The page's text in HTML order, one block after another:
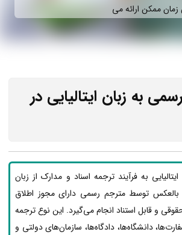
زمان ممکن ارائه می‌
به زبان ایتالیایی در
به فرآیند ترجمه اسناد و مدارک از زبان
بالعکس توسط مترجم رسمی دارای مجوز اطلاق
و قابل استناد انجام می‌گیرد. این نوع ترجمه
دانشگاه‌ها، دادگاه‌ها، سازمان‌های دولتی و